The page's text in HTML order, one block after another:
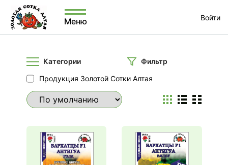
Меню Войти
Категории
Фильтр
Продукция Золотой Сотки Алтая